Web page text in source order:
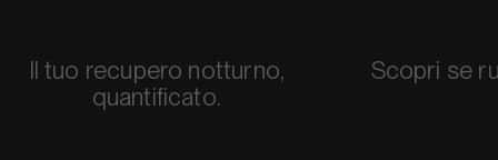
Il tuo recupero notturno,
quantificato.
Scopri se